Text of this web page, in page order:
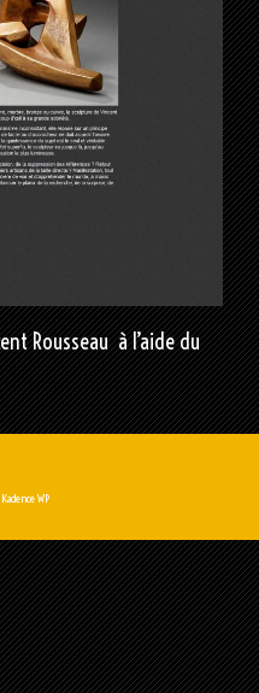
Rousseau à l’aide du
Kadence WP